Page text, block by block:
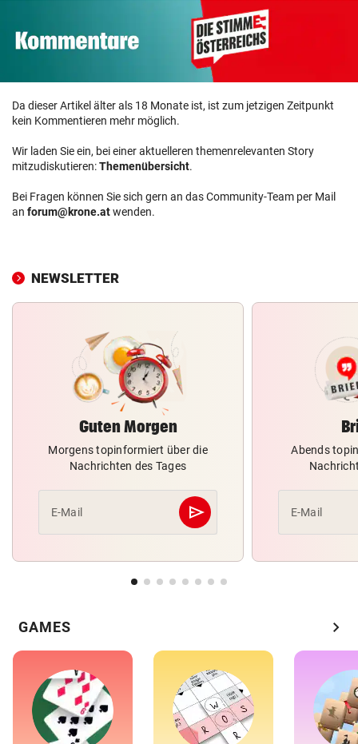
Da dieser Artikel älter als 18 Monate ist, ist zum jetzigen Zeitpunkt
kein Kommentieren mehr möglich.
Wir laden Sie ein, bei einer aktuelleren themenrelevanten Story
mitzudiskutieren:Themenübersicht.
Bei Fragen können Sie sich gern an das Community-Team per Mail
an forum@krone.atwenden.
NEWSLETTER
Guten Morgen
Morgens topinformiert über die
Nachrichten des Tages
E-Mail send
Abschicken
Abends
E-Mail
GAMES chevron_right